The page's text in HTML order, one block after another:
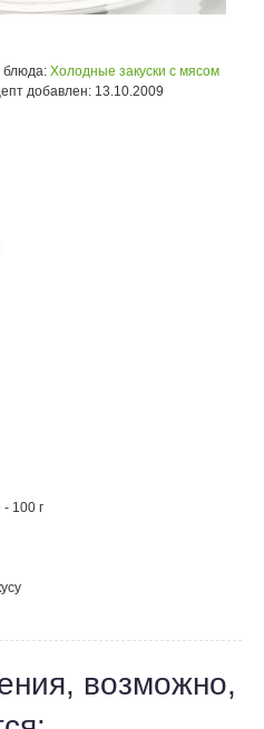
блюда: Холодные закуски с мясом
добавлен: 13.10.2009
100 г
возможно,